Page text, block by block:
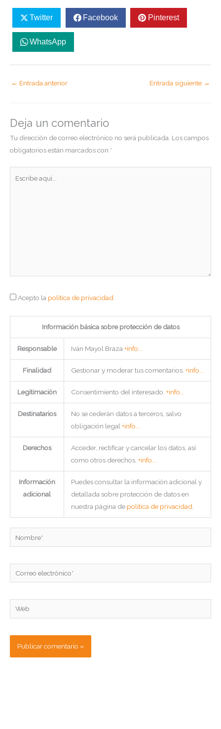
Twitter Facebook Pinterest
WhatsApp
← Entrada anterior Entrada siguiente →
Deja un comentario
Tu dirección de correo electrónico no será publicada. Los campos
obligatorios están marcados con *
Acepto la política de privacidad
Información básica sobre protección de datos
Responsable Iván Mayol Braza +info...
Finalidad Gestionar y moderar tus comentarios. +info...
Legitimación Consentimiento del interesado. +info...
Destinatarios
No se cederán datos a terceros, salvo
obligación legal +info...
Derechos
Acceder, rectificar y cancelar los datos, así
como otros derechos. +info...
Información
adicional
Puedes consultar la información adicional y
detallada sobre protección de datos en
nuestra página de política de privacidad
Nombre*
electrónico*